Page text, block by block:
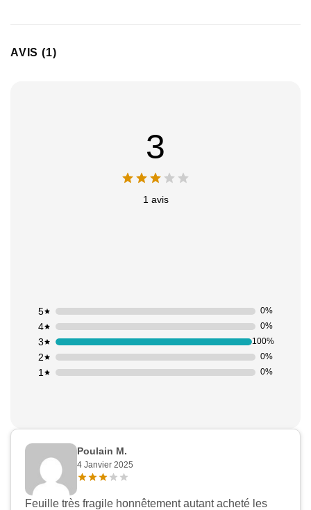
AVIS (1)
3
1 avis
1 0%
2 0%
3 100%
4 0%
5 0%
Poulain M.
4 Janvier 2025
Feuille très fragile honnêtement autant acheté les